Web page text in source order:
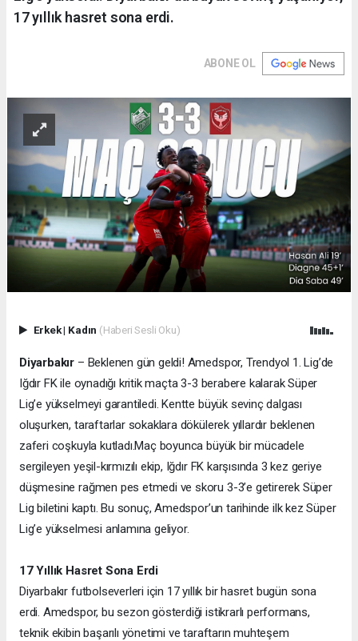
17 yıllık hasret sona erdi.
ABONE OL
Erkek| Kadın (Haberi Sesli Oku)
Diyarbakır – Beklenen gün geldi! Amedspor, Trendyol 1. Lig’de
Iğdır FK ile oynadığı kritik maçta 3-3 berabere kalarak Süper
Lig’e yükselmeyi garantiledi. Kentte büyük sevinç dalgası
oluşurken, taraftarlar sokaklara dökülerek yıllardır beklenen
zaferi coşkuyla kutladı.Maç boyunca büyük bir mücadele
sergileyen yeşil-kırmızılı ekip, Iğdır FK karşısında 3 kez geriye
düşmesine rağmen pes etmedi ve skoru 3-3’e getirerek Süper
Lig biletini kaptı. Bu sonuç, Amedspor’un tarihinde ilk kez Süper
Lig’e yükselmesi anlamına geliyor.
17 Yıllık Hasret Sona Erdi
Diyarbakır futbolseverleri için 17 yıllık bir hasret bugün sona
erdi. Amedspor, bu sezon gösterdiği istikrarlı performans,
teknik ekibin başarılı yönetimi ve taraftarın muhteşem